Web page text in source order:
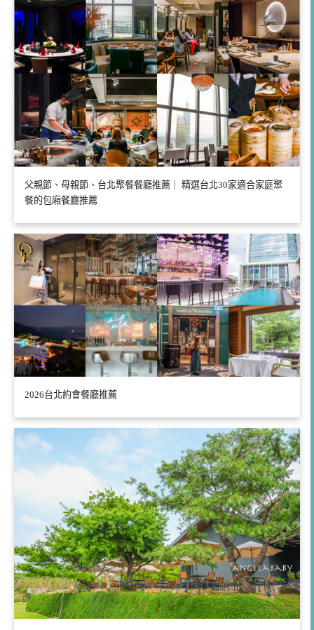
父親節、母親節、台北聚餐餐廳推薦｜ 精選台北30家適合家庭聚
餐的包廂餐廳推薦
2026台北約會餐廳推薦